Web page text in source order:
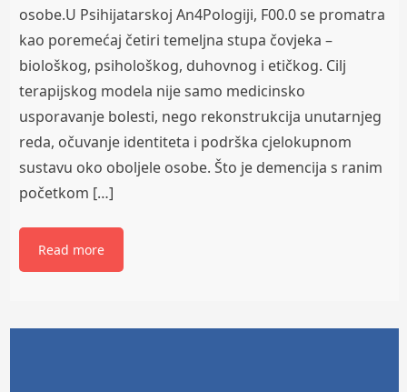
osobe.U Psihijatarskoj An4Pologiji, F00.0 se promatra
kao poremećaj četiri temeljna stupa čovjeka –
biološkog, psihološkog, duhovnog i etičkog. Cilj
terapijskog modela nije samo medicinsko
usporavanje bolesti, nego rekonstrukcija unutarnjeg
reda, očuvanje identiteta i podrška cjelokupnom
sustavu oko oboljele osobe. Što je demencija s ranim
početkom […]
Read more